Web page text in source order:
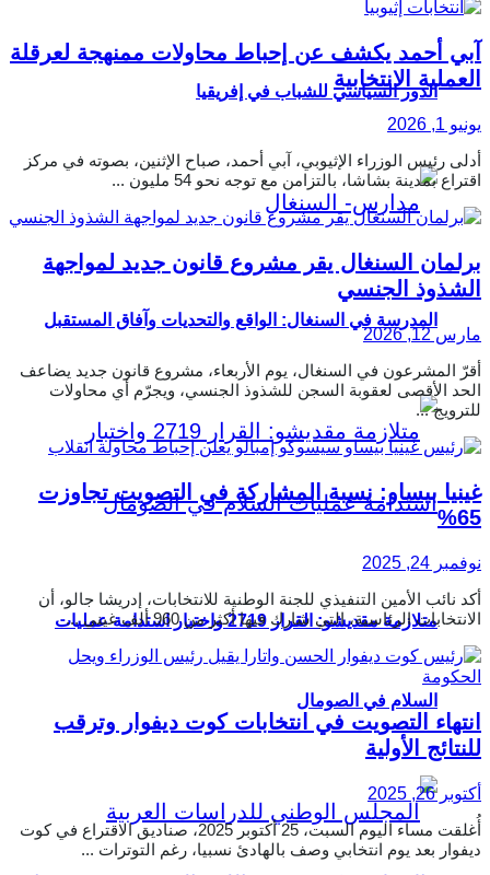
الدور السياسي للشباب في إفريقيا
المدرسة في السنغال: الواقع والتحديات وآفاق المستقبل
متلازمة مقديشو: القرار 2719 واختبار استدامة عمليات
السلام في الصومال
آبي أحمد يكشف عن إحباط محاولات ممنهجة لعرقلة
العملية الانتخابية
يونيو 1, 2026
أدلى رئيس الوزراء الإثيوبي، آبي أحمد، صباح الإثنين، بصوته في مركز
اقتراع بمدينة بشاشا، بالتزامن مع توجه نحو 54 مليون ...
برلمان السنغال يقر مشروع قانون جديد لمواجهة
الشذوذ الجنسي
مارس 12, 2026
أقرّ المشرعون في السنغال، يوم الأربعاء، مشروع قانون جديد يضاعف
الحد الأقصى لعقوبة السجن للشذوذ الجنسي، ويجرّم أي محاولات
للترويج ...
غينيا بيساو: نسبة المشاركة في التصويت تجاوزت
65%
نوفمبر 24, 2025
أكد نائب الأمين التنفيذي للجنة الوطنية للانتخابات، إدريشا جالو، أن
الانتخابات الرئاسية، التي شارك فيها أكثر من 960 ألف غيني ...
انتهاء التصويت في انتخابات كوت ديفوار وترقب
للنتائج الأولية
أكتوبر 26, 2025
أُغلقت مساء اليوم السبت، 25 أكتوبر 2025، صناديق الاقتراع في كوت
ديفوار بعد يوم انتخابي وصف بالهادئ نسبيا، رغم التوترات ...